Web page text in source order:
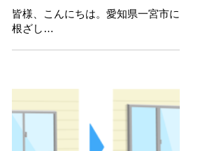
皆様、こんにちは。愛知県一宮市に
根ざし…